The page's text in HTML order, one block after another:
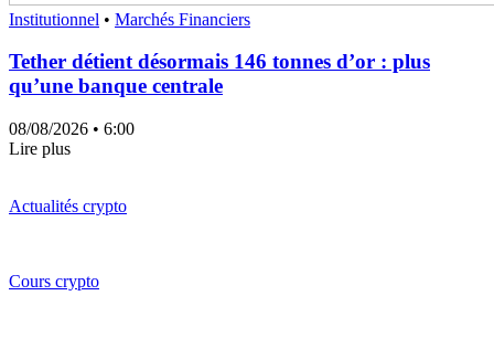
Institutionnel • Marchés Financiers
Tether détient désormais 146 tonnes d’or : plus
qu’une banque centrale
08/08/2026 • 6:00
Lire plus
Actualités crypto
Cours crypto